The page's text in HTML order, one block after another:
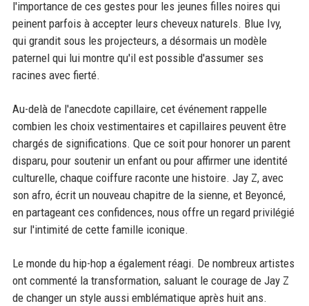
l'importance de ces gestes pour les jeunes filles noires qui
peinent parfois à accepter leurs cheveux naturels. Blue Ivy,
qui grandit sous les projecteurs, a désormais un modèle
paternel qui lui montre qu'il est possible d'assumer ses
racines avec fierté.
Au-delà de l'anecdote capillaire, cet événement rappelle
combien les choix vestimentaires et capillaires peuvent être
chargés de significations. Que ce soit pour honorer un parent
disparu, pour soutenir un enfant ou pour affirmer une identité
culturelle, chaque coiffure raconte une histoire. Jay Z, avec
son afro, écrit un nouveau chapitre de la sienne, et Beyoncé,
en partageant ces confidences, nous offre un regard privilégié
sur l'intimité de cette famille iconique.
Le monde du hip-hop a également réagi. De nombreux artistes
ont commenté la transformation, saluant le courage de Jay Z
de changer un style aussi emblématique après huit ans.